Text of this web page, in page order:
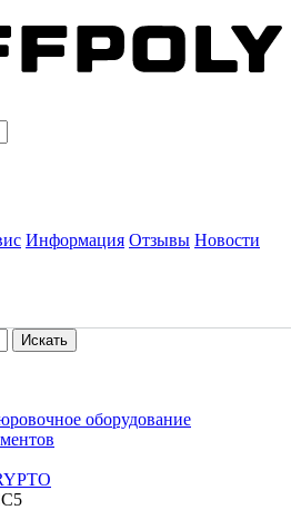
Информация Отзывы Новости
Искать
оборудование